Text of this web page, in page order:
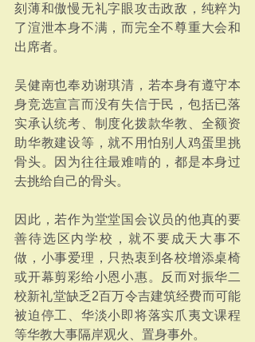
刻薄和傲慢无礼字眼攻击政敌，纯粹为
了渲泄本身不满，而完全不尊重大会和
出席者。
吴健南也奉劝谢琪清，若本身有遵守本
身竞选宣言而没有失信于民，包括已落
实承认统考、制度化拨款华教、全额资
助华教建设等，就不用怕别人鸡蛋里挑
骨头。因为往往最难啃的，都是本身过
去挑给自己的骨头。
因此，若作为堂堂国会议员的他真的要
善待选区内学校，就不要成天大事不
做，小事爱理，只热衷到各校增添桌椅
或开幕剪彩给小恩小惠。反而对振华二
校新礼堂缺乏2百万令吉建筑经费而可能
被迫停工、华淡小即将落实爪夷文课程
等华教大事隔岸观火、置身事外。